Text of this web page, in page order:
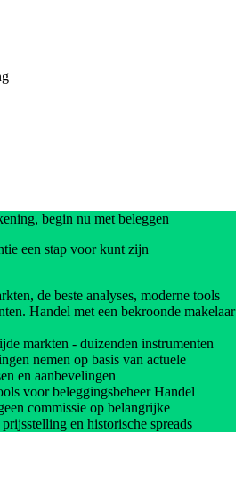
begin nu met beleggen
een stap voor kunt zijn
de beste analyses, moderne tools
Handel met een bekroonde makelaar
markten - duizenden instrumenten
nemen op basis van actuele
en aanbevelingen
voor beleggingsbeheer Handel
commissie op belangrijke
en historische spreads